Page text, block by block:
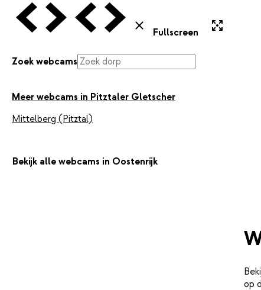
Vorige Webcam
Volgende Webcam
Vorige Webcam
Volgende Webcam
Sluiten
Fullscreen
Zoek webcams
Meer webcams in Pitztaler Gletscher
Mittelberg (Pitztal)
Bekijk alle webcams in Oostenrijk
op